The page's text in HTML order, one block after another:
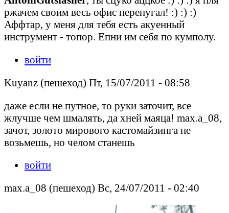
ржачем своим весь офис перепугал! :) :) :)
Аффтар, у меня для тебя есть акуенный
инструмент - топор. Епни им себя по кумполу.
войти
Kuyanz (пешеход) Пт, 15/07/2011 - 08:58
даже если не путное, то руки заточит, все
жлучше чем шмалять, да хней маяца! max.a_08,
зачот, золото мирового кастомайзинга не
возьмешь, но челом станешь
войти
max.a_08 (пешеход) Вс, 24/07/2011 - 02:40